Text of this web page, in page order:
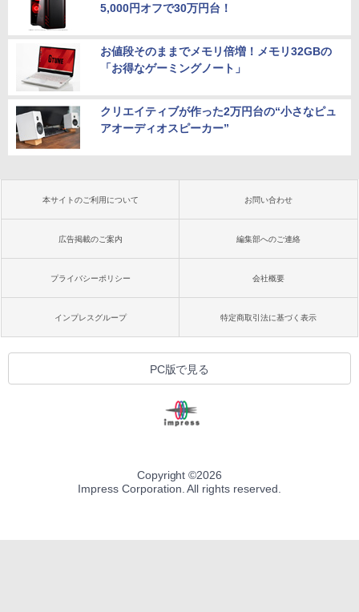
5,000円オフで30万円台！
お値段そのままでメモリ倍増！メモリ32GBの
「お得なゲーミングノート」
クリエイティブが作った2万円台の“小さなピュ
アオーディオスピーカー”
本サイトのご利用について お問い合わせ
広告掲載のご案内 編集部へのご連絡
プライバシーポリシー 会社概要
インプレスグループ 特定商取引法に基づく表示
PC版で見る
Copyright ©2026
Impress Corporation. All rights reserved.